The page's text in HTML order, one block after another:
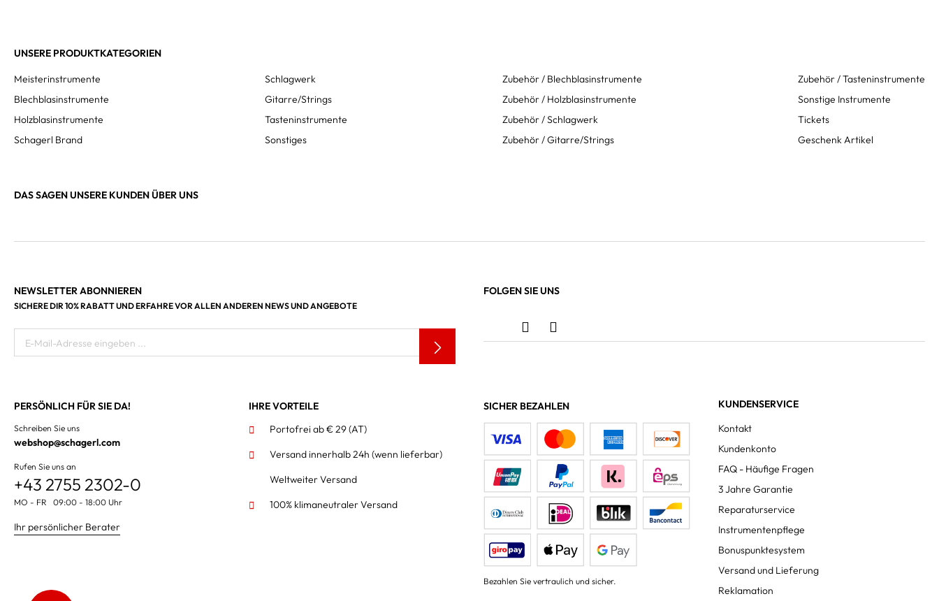
UNSERE PRODUKTKATEGORIEN
Meisterinstrumente
Blechblasinstrumente
Holzblasinstrumente
Schagerl Brand
Schlagwerk
Gitarre/Strings
Tasteninstrumente
Sonstiges
Zubehör / Blechblasinstrumente
Zubehör / Holzblasinstrumente
Zubehör / Schlagwerk
Zubehör / Gitarre/Strings
Zubehör / Tasteninstrumente
Sonstige Instrumente
Tickets
Geschenk Artikel
DAS SAGEN UNSERE KUNDEN ÜBER UNS
NEWSLETTER ABONNIEREN
SICHERE DIR 10% RABATT UND ERFAHRE VOR ALLEN ANDEREN NEWS UND ANGEBOTE
E-Mail-Adresse eingeben ...
FOLGEN SIE UNS
PERSÖNLICH FÜR SIE DA!
Schreiben Sie uns
webshop@schagerl.com
Rufen Sie uns an
+43 2755 2302-0
MO - FR 09:00 - 18:00 Uhr
Ihr persönlicher Berater
IHRE VORTEILE
Portofrei ab € 29 (AT)
Versand innerhalb 24h (wenn lieferbar)
Weltweiter Versand
100% klimaneutraler Versand
SICHER BEZAHLEN
Bezahlen Sie vertraulich und sicher.
KUNDENSERVICE
Kontakt
Kundenkonto
FAQ - Häufige Fragen
3 Jahre Garantie
Reparaturservice
Instrumentenpflege
Bonuspunktesystem
Versand und Lieferung
Reklamation